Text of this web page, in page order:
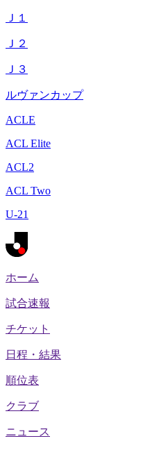
Ｊ１
Ｊ２
Ｊ３
ルヴァンカップ
ACLE
ACL Elite
ACL2
ACL Two
U-21
ホーム
試合速報
チケット
日程・結果
順位表
クラブ
ニュース